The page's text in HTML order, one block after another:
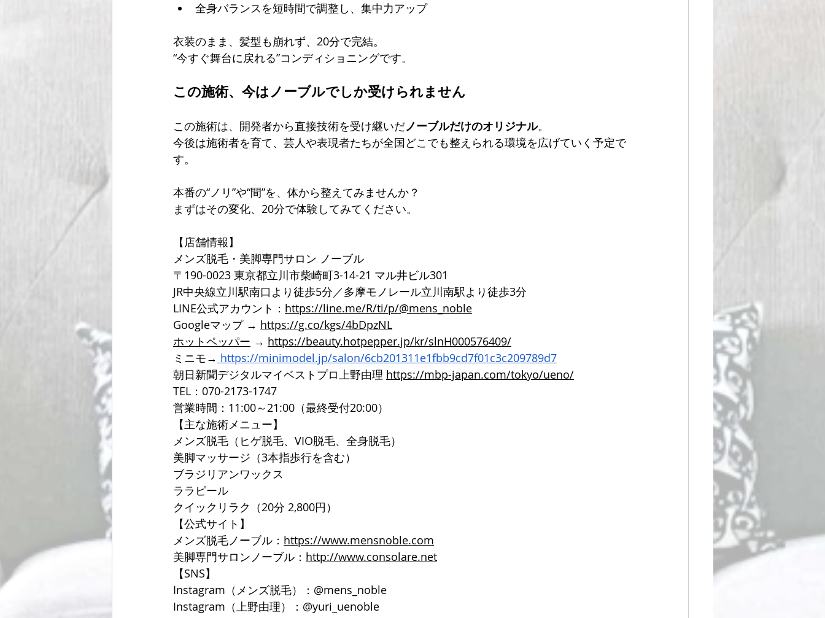
全身バランスを短時間で調整し、集中力アップ
衣装のまま、髪型も崩れず、20分で完結。
“今すぐ舞台に戻れる”コンディショニングです。
この施術、今はノーブルでしか受けられません
この施術は、開発者から直接技術を受け継いだノーブルだけのオリジナル。
今後は施術者を育て、芸人や表現者たちが全国どこでも整えられる環境を広げていく予定で
す。
本番の“ノリ”や“間”を、体から整えてみませんか？
まずはその変化、20分で体験してみてください。
【店舗情報】
メンズ脱毛・美脚専門サロン ノーブル
〒190-0023 東京都立川市柴崎町3-14-21 マル井ビル301
JR中央線立川駅南口より徒歩5分／多摩モノレール立川南駅より徒歩3分
LINE公式アカウント： https://line.me/R/ti/p/@mens_noble
Googleマップ → https://g.co/kgs/4bDpzNL
ホットペッパー → https://beauty.hotpepper.jp/kr/slnH000576409/
ミニモ→ https://minimodel.jp/salon/6cb201311e1fbb9cd7f01c3c209789d7
朝日新聞デジタルマイベストプロ上野由理 https://mbp-japan.com/tokyo/ueno/
TEL：070-2173-1747
営業時間：11:00～21:00（最終受付20:00）
【主な施術メニュー】
メンズ脱毛（ヒゲ脱毛、VIO脱毛、全身脱毛）
美脚マッサージ（3本指歩行を含む）
ブラジリアンワックス
ララピール
クイックリラク（20分 2,800円）
【公式サイト】
メンズ脱毛ノーブル： https://www.mensnoble.com
美脚専門サロンノーブル： http://www.consolare.net
【SNS】
Instagram（メンズ脱毛）：@mens_noble
Instagram（上野由理）：@yuri_uenoble